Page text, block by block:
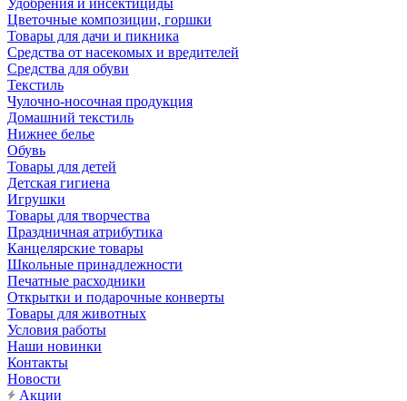
Удобрения и инсектициды
Цветочные композиции, горшки
Товары для дачи и пикника
Средства от насекомых и вредителей
Средства для обуви
Текстиль
Чулочно-носочная продукция
Домашний текстиль
Нижнее белье
Обувь
Товары для детей
Детская гигиена
Игрушки
Товары для творчества
Праздничная атрибутика
Канцелярские товары
Школьные принадлежности
Печатные расходники
Открытки и подарочные конверты
Товары для животных
Условия работы
Наши новинки
Контакты
Новости
Акции